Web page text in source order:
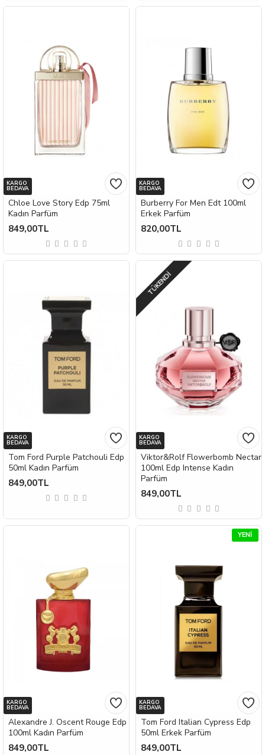
KARGO
BEDAVA
Chloe Love Story Edp 75ml
Kadın Parfüm
849,00TL
KARGO
BEDAVA
Burberry For Men Edt 100ml
Erkek Parfüm
820,00TL
KARGO
BEDAVA
Tom Ford Purple Patchouli Edp
50ml Kadın Parfüm
849,00TL
KARGO
BEDAVA
TÜKENDI
Viktor&Rolf Flowerbomb Nectar
100ml Edp Intense Kadın
Parfüm
849,00TL
KARGO
BEDAVA
Alexandre J. Oscent Rouge Edp
100ml Kadın Parfüm
849,00TL
YENI
KARGO
BEDAVA
Tom Ford Italian Cypress Edp
50ml Erkek Parfüm
849,00TL